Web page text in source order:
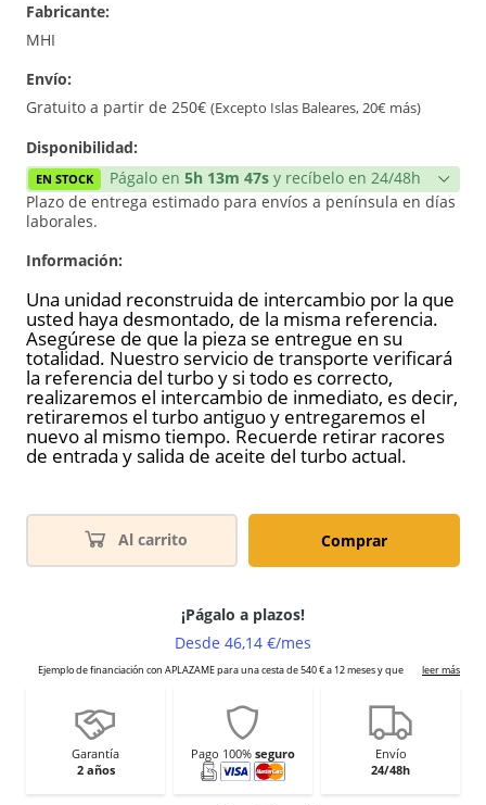
Fabricante:
MHI
Envío:
Gratuito a partir de 250€ (Excepto Islas Baleares, 20€ más)
Disponibilidad:
EN STOCK Págalo en 5h 13m 47s y recíbelo en 24/48h
Plazo de entrega estimado para envíos a península en días
laborales.
Información:
Una unidad reconstruida de intercambio por la que
usted haya desmontado, de la misma referencia.
Asegúrese de que la pieza se entregue en su
totalidad. Nuestro servicio de transporte verificará
la referencia del turbo y si todo es correcto,
realizaremos el intercambio de inmediato, es decir,
retiraremos el turbo antiguo y entregaremos el
nuevo al mismo tiempo. Recuerde retirar racores
de entrada y salida de aceite del turbo actual.
Al carrito Comprar
Garantía
2 años
Pago 100% seguro
Envío
24/48h